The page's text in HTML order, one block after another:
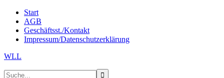
Start
AGB
Geschäftsst./Kontakt
Impressum/Datenschutzerklärung
WLL